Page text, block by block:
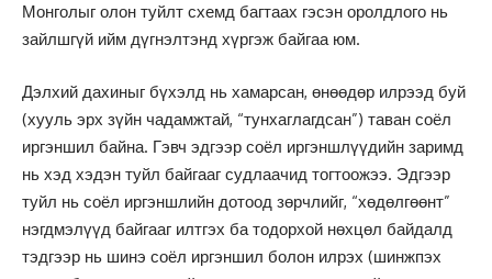
Монголыг олон туйлт схемд багтаах гэсэн оролдлого нь
зайлшгүй ийм дүгнэлтэнд хүргэж байгаа юм.
Дэлхий дахиныг бүхэлд нь хамарсан, өнөөдөр илрээд буй
(хууль эрх зүйн чадамжтай, “тунхаглагдсан”) таван соёл
иргэншил байна. Гэвч эдгээр соёл иргэншлүүдийн заримд
нь хэд хэдэн туйл байгааг судлаачид тогтоожээ. Эдгээр
туйл нь соёл иргэншлийн дотоод зөрчлийг, “хөдөлгөөнт”
нэгдмэлүүд байгааг илтгэх ба тодорхой нөхцөл байдалд
тэдгээр нь шинэ соёл иргэншил болон илрэх (шинжпэх